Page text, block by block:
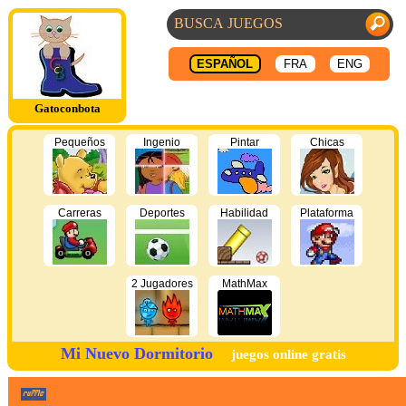
Gatoconbota
ESPAÑOL FRA ENG
Pequeños Ingenio Pintar Chicas
Carreras Deportes Habilidad Plataforma
2 Jugadores MathMax
Mi Nuevo Dormitorio juegos online gratis